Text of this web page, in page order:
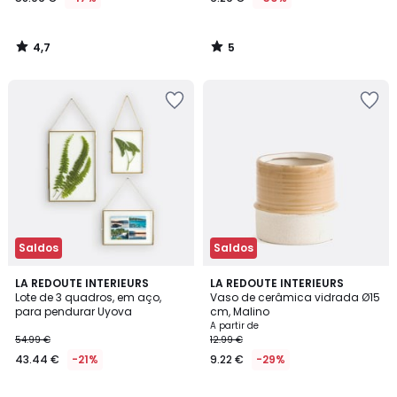
4,7
/
5
/
Saldos
LA REDOUTE INTERIEURS
Lote de 3 quadros, em aço,
para pendurar Uyova
54.99 €
43.44 € -21%
3,9
/ 5
Saldos
LA REDOUTE INTERIEURS
Vaso de cerâmica vidrada Ø15
cm, Malino
A partir de
12.99 €
9.22 € -29%
4,3
/ 5
2
Cores